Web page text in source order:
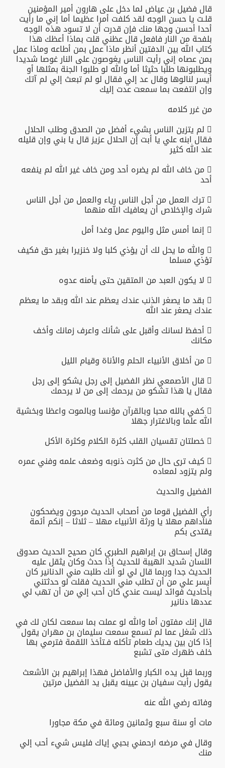
قال فضيل بن عياض لما دخل على هارون أمير المؤمنين
قلـت يا حسن الوجه لقد كلفت أمرا عظيما أما إني ما رأيت
أحدا أحسن وجها منك فإن قدرت أن لا تسود هذه الوجه
بلفحة من النار فافعل قال عظني قلت بماذا أعظك هذا
كتاب الله بين الدفتين أنظر ماذا عمل بمن أطاعه وماذا عمل
بمن عصاه إني رأيت الناس يغوصون على النار غوصا شديدا
ويطلبونها طلبا حثيثا أما والله لو طلبوا الجنة بمثلها أو
أيسر لنالوها وقال عد إلي فقال لو لم تبعث إلي لم آتك
وإن انتفعت بما سمعت عدت إليك
من غرر كلامه
 لم يتزين الناس بشيء أفضل من الصدق وطلب الحلال
فقال ابنه علي يا أبت إن الحلال عزيز قال يا بني وإن قليله
عند الله كثير
 من خاف الله لم يضره أحد ومن خاف غير الله لم ينفعه
أحد
 ترك العمل من أجل الناس رياء والعمل من أجل الناس
شرك والإخلاص أن يعافيك الله منهما
 إنما أمس مثل واليوم عمل وغدا أمل
 والله ما يحل لك أن يؤذي كلبا ولا خنزيرا بغير حق فكيف
تؤذي مسلما
 لا يكون العبد من المتقين حتى يأمنه عدوه
 بقد ما يصغر الذنب عندك يعظم عند الله وبقد ما يعظم
عندك يصغر عند الله
 أحفظ لسانك وأقبل على شأنك واعرف زمانك وأخف
مكانك
 من أخلاق الأنبياء الحلم والأناة وقيام الليل
 قال الأصمعي نظر الفضيل إلى رجل يشكو إلى رجل
فقال يا هذا تشكو من يرحمك إلى من لا يرحمك
 كفي بالله محبا وبالقرآن مؤنسا وبالموت واعظا وبخشية
الله علما وبالاغترار جهلا
 خصلتان تقسيان القلب كثرة الكلام وكثرة الأكل
 كيف ترى حال من كثرت ذنوبه وضعف علمه وفني عمره
ولم يتزود لمعاده
الفضيل والحديث
رأي الفضيل قوما من أصحاب الحديث مرحون ويضحكون
فناداهم مهلا يا ورثة الأنبياء مهلا – ثلاثا – إنكم أئمة
يقتدى بكم
وقال إسحاق بن إبراهيم الطبري كان صحيح الحديث صدوق
اللسان شديد الهيبة للحديث إذا حدث وكان يثقل عليه
الحديث جدا وربما قال لي لو أنك طلبت مني الدنانير كان
أيسر علي من أن تطلب مني الحديث فقلت لو حدثتني
بأحاديث فوائد ليست عندي كان أحب إلي من أن تهب لي
عددها دنانير
قال إنك مفتون أما والله لو عملت بما سمعت لكان لك في
ذلك شغل عما لم تسمع سمعت سليمان بن مهران يقول
إذا كان بين يديك طعام تأكله فـتأخذ اللقمة فترمي بها
خلف ظهرك متى تشبع
وربما قبل يده الكبار والأفاضل فهذا إبراهيم بن الأشعث
يقول رأيت سفيان بن عيينه يقبل يد الفضيل مرتين
وفاته رضي الله عنه
مات أو سنة سبع وثمانين ومائة في مكة مجاورا
وقال في مرضه ارحمني بحبي إياك فليس شيء أحب إلي
منك